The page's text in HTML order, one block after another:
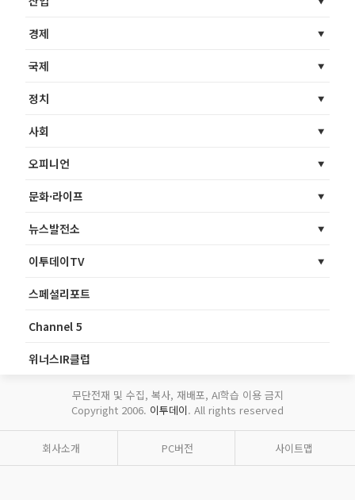
경제
국제
정치
사회
오피니언
문화·라이프
뉴스발전소
이투데이TV
스페셜리포트
Channel 5
위너스IR클럽
무단전재 및 수집, 복사, 재배포, AI학습 이용 금지
Copyright 2006. 이투데이. All rights reserved
회사소개 PC버전 사이트맵